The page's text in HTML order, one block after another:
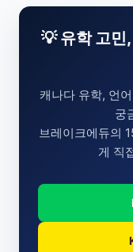
💡 유학 고민
캐나다 유학, 언
궁
브레이크에듀의
게 직